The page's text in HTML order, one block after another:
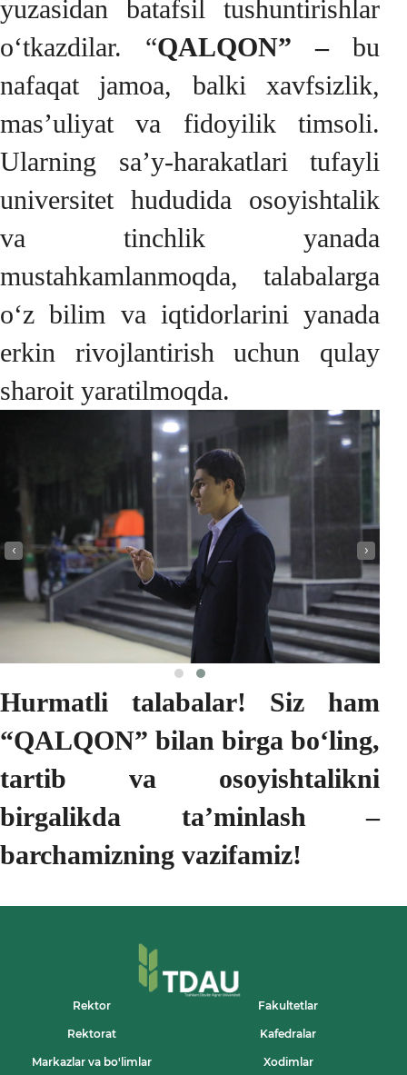
yuzasidan batafsil tushuntirishlar
o‘tkazdilar. “QALQON” –bu
nafaqat jamoa, balki xavfsizlik,
mas’uliyat va fidoyilik timsoli.
Ularning sa’y-harakatlari tufayli
universitet hududida osoyishtalik
va tinchlik yanada
mustahkamlanmoqda, talabalarga
o‘z bilim va iqtidorlarini yanada
erkin rivojlantirish uchun qulay
sharoit yaratilmoqda.
‹ ›
Hurmatli talabalar! Siz ham
“QALQON” bilan birga bo‘ling,
tartib va osoyishtalikni
birgalikda ta’minlash –
barchamizning vazifamiz!
Rektor Fakultetlar
Rektorat Kafedralar
Markazlar va bo'limlar Xodimlar